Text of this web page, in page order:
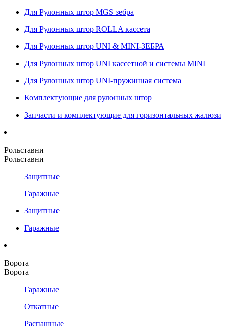
Для Рулонных штор MGS зебра
Для Рулонных штор ROLLA кассета
Для Рулонных штор UNI & MINI-ЗЕБРА
Для Рулонных штор UNI кассетной и системы MINI
Для Рулонных штор UNI-пружинная система
Комплектующие для рулонных штор
Запчасти и комплектующие для горизонтальных жалюзи
Рольставни
Рольставни
Защитные
Гаражные
Защитные
Гаражные
Ворота
Ворота
Гаражные
Откатные
Распашные